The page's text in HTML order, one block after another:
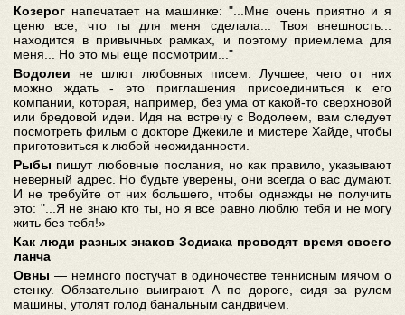
Козерог напечатает на машинке: "...Мне очень приятно и я
ценю все, что ты для меня сделала... Твоя внешность...
находится в привычных рамках, и поэтому приемлема для
меня... Но это мы еще посмотрим..."
Водолеи не шлют любовных писем. Лучшее, чего от них
можно ждать - это приглашения присоединиться к его
компании, которая, например, без ума от какой-то сверхновой
или бредовой идеи. Идя на встречу с Водолеем, вам следует
посмотреть фильм о докторе Джекиле и мистере Хайде, чтобы
приготовиться к любой неожиданности.
Рыбы пишут любовные послания, но как правило, указывают
неверный адрес. Но будьте уверены, они всегда о вас думают.
И не требуйте от них большего, чтобы однажды не получить
это: "...Я не знаю кто ты, но я все равно люблю тебя и не могу
жить без тебя!»
Как люди разных знаков Зодиака проводят время своего
ланча
Овны — немного постучат в одиночестве теннисным мячом о
стенку. Обязательно выиграют. А по дороге, сидя за рулем
машины, утолят голод банальным сандвичем.